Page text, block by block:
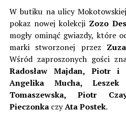
W butiku na ulicy
pokaz nowej kolekcjiZozo
mogły ominąć gwiazdy, które
marki stworzonej przez
Wśród zaproszonych gości
Radosław Majdan, Piotr i
Angelika Mucha, Leszek
Tomaszewska, Piotr
Pieczonka czyAta Postek.